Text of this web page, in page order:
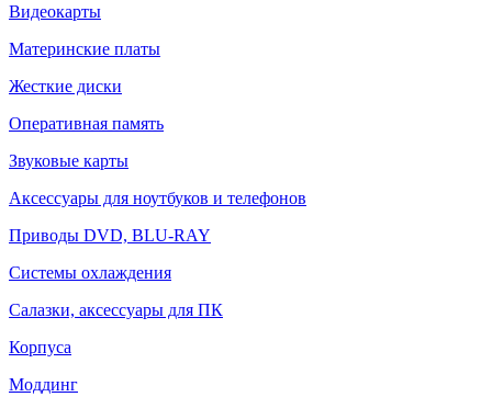
Видеокарты
Материнские платы
Жесткие диски
Оперативная память
Звуковые карты
Аксессуары для ноутбуков и телефонов
Приводы DVD, BLU-RAY
Системы охлаждения
Салазки, аксессуары для ПК
Корпуса
Моддинг